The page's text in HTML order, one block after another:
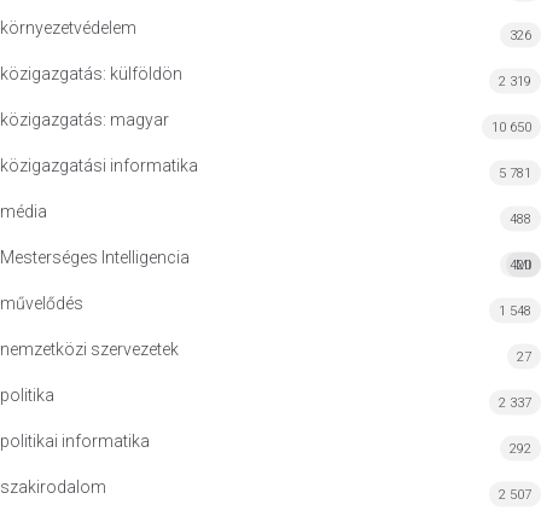
környezetvédelem 326
közigazgatás: külföldön 2 319
közigazgatás: magyar 10 650
közigazgatási informatika 5 781
média 488
Mesterséges Intelligencia MI
420
művelődés 1 548
nemzetközi szervezetek 27
politika 2 337
politikai informatika 292
szakirodalom 2 507